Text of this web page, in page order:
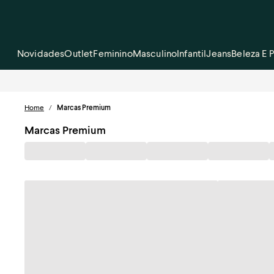
NovidadesOutletFemininoMasculinoInfantilJeansBeleza E
Home / Marcas Premium
Marcas Premium